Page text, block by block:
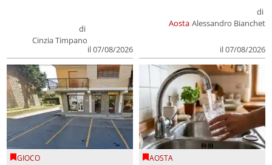
di
Cinzia Timpano
il 07/08/2026
Aosta
di
Alessandro Bianchet
il 07/08/2026
GIOCO AOSTA